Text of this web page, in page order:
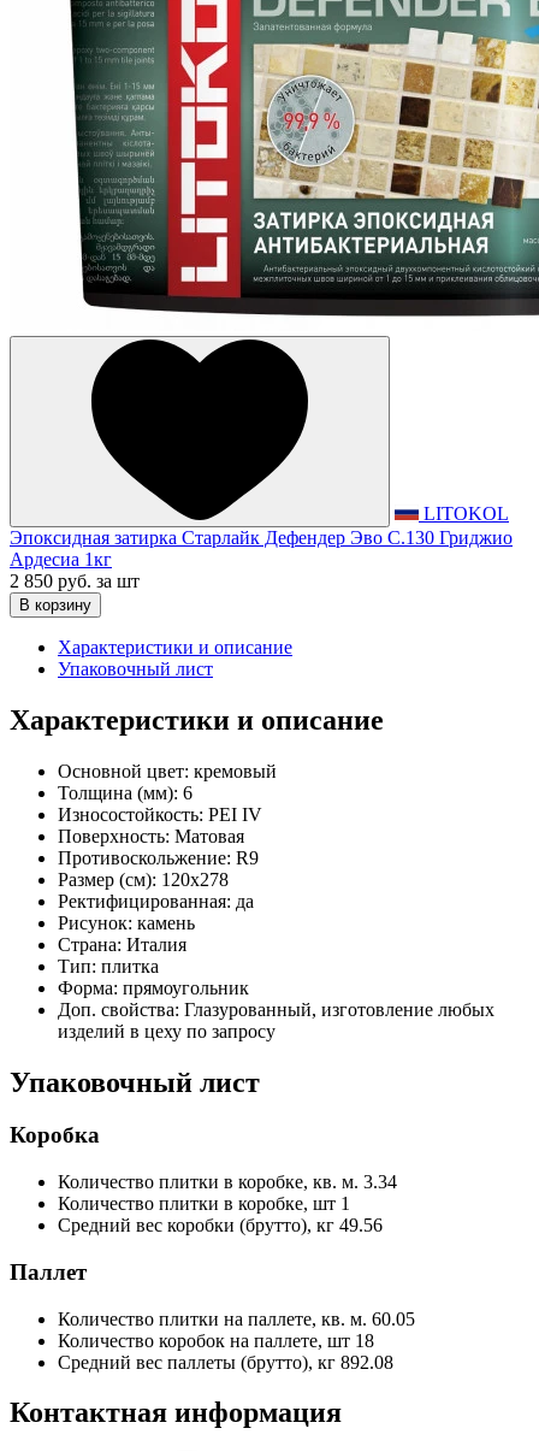
LITOKOL
Эпоксидная затирка Старлайк Дефендер Эво С.130 Гриджио
Ардесиа 1кг
2 850 руб. за шт
В корзину
Характеристики и описание
Упаковочный лист
Характеристики и описание
Основной цвет: кремовый
Толщина (мм): 6
Износостойкость: PEI IV
Поверхность: Матовая
Противоскольжение: R9
Размер (см): 120x278
Ректифицированная: да
Рисунок: камень
Страна: Италия
Тип: плитка
Форма: прямоугольник
Доп. свойства: Глазурованный, изготовление любых
изделий в цеху по запросу
Упаковочный лист
Коробка
Количество плитки в коробке, кв. м. 3.34
Количество плитки в коробке, шт 1
Средний вес коробки (брутто), кг 49.56
Паллет
Количество плитки на паллете, кв. м. 60.05
Количество коробок на паллете, шт 18
Средний вес паллеты (брутто), кг 892.08
Контактная информация